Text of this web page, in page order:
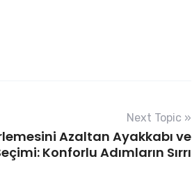
Next Topic »
Azaltan Ayakkabı ve
Konforlu Adımların Sırrı